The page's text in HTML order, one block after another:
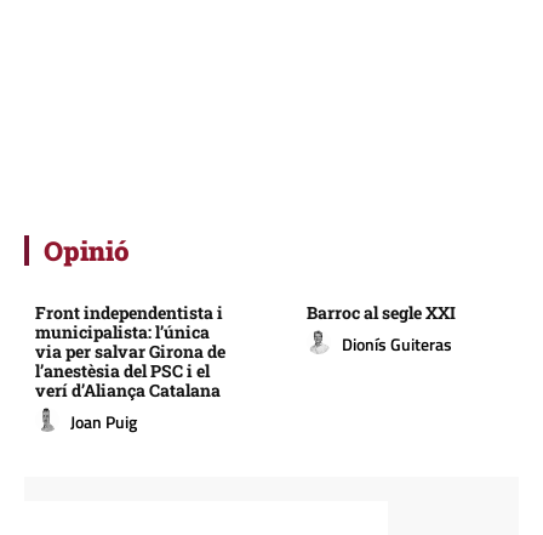
Opinió
Front independentista i
municipalista: l’única
via per salvar Girona de
l’anestèsia del PSC i el
verí d’Aliança Catalana
Joan Puig
Barroc al segle XXI
Dionís Guiteras